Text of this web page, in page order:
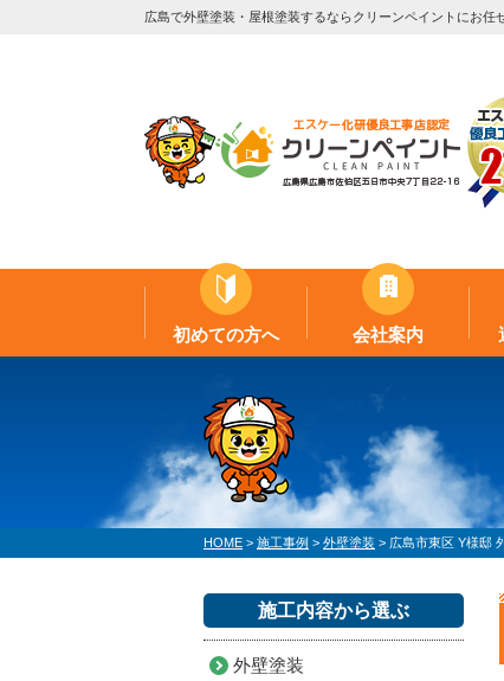
広島で外壁塗装・屋根塗装するならクリーンペイントにお任
初めての方へ 会社案内
HOME > 施工事例 > 外壁塗装 > 広島市東区 Y様邸
施工内容から選ぶ
外壁塗装